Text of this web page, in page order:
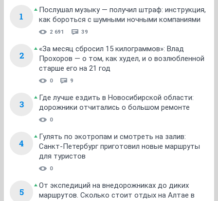
1
Послушал музыку — получил штраф: инструкция,
как бороться с шумными ночными компаниями
2 691 39
2
«За месяц сбросил 15 килограммов»: Влад
Прохоров — о том, как худел, и о возлюбленной
старше его на 21 год
0 9
3
Где лучше ездить в Новосибирской области:
дорожники отчитались о большом ремонте
0
4
Гулять по экотропам и смотреть на залив:
Санкт-Петербург приготовил новые маршруты
для туристов
0
5
От экспедиций на внедорожниках до диких
маршрутов. Сколько стоит отдых на Алтае в